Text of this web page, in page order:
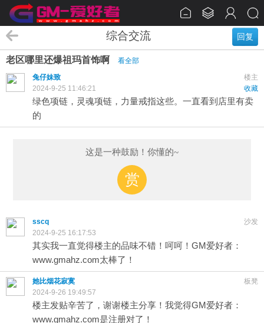
回复
综合交流
老区哪里还爆祖玛首饰啊
看全部
楼主
兔仔妹致
收藏
2024-9-25 11:46:21
绿色项链，灵魂项链，力量戒指这些。一直看到店里有卖
的
这是一种鼓励！你懂的~
赏
沙发
sscq
2024-9-25 16:17:53
其实我一直觉得楼主的品味不错！呵呵！GM爱好者：
www.gmahz.com太棒了！
板凳
她比烟花寂寞
2024-9-26 19:49:57
楼主发贴辛苦了，谢谢楼主分享！我觉得GM爱好者：
www.gmahz.com是注册对了！